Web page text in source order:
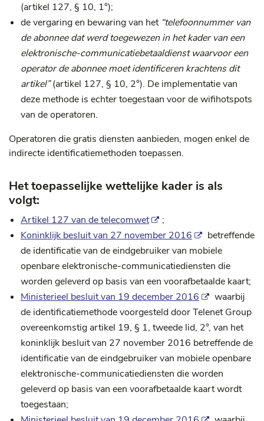
(artikel 127, § 10, 1°);
de vergaring en bewaring van het “telefoonnummer van
de abonnee dat werd toegewezen in het kader van een
elektronische-communicatiebetaaldienst waarvoor een
operator de abonnee moet identificeren krachtens dit
artikel”(artikel 127, § 10, 2°). De implementatie van
deze methode is echter toegestaan voor de wifihotspots
van de operatoren.
Operatoren die gratis diensten aanbieden, mogen enkel de
indirecte identificatiemethoden toepassen.
Het toepasselijke wettelijke kader is als
volgt:
Artikel 127 van de telecomwet
;
Koninklijk besluit van 27 november 2016
betreffende
de identificatie van de eindgebruiker van mobiele
openbare elektronische-communicatiediensten die
worden geleverd op basis van een voorafbetaalde kaart;
Ministerieel besluit van 19 december 2016
waarbij
de identificatiemethode voorgesteld door Telenet Group
overeenkomstig artikel 19, § 1, tweede lid, 2°, van het
koninklijk besluit van 27 november 2016 betreffende de
identificatie van de eindgebruiker van mobiele openbare
elektronische-communicatiediensten die worden
geleverd op basis van een voorafbetaalde kaart wordt
toegestaan;